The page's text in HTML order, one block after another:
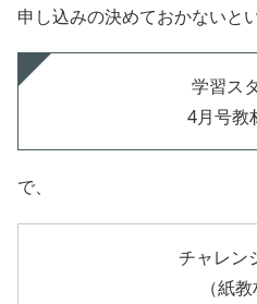
申し込みの決めておかないと
学習ス
4月号教
で、
チャレン
（紙教